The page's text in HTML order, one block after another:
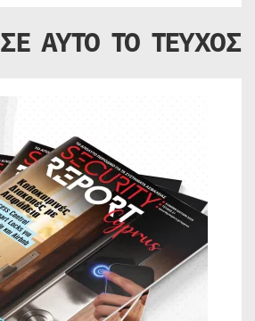
ΣΕ ΑΥΤΟ ΤΟ ΤΕΥΧΟΣ